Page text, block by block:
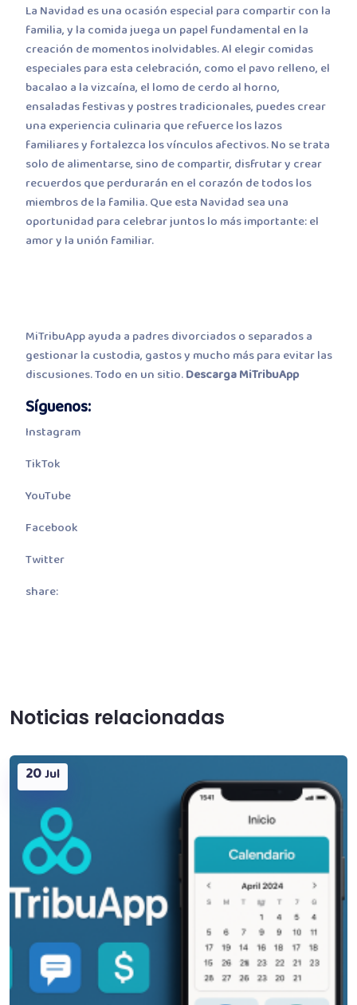
La Navidad es una ocasión especial para compartir con la
familia, y la comida juega un papel fundamental en la
creación de momentos inolvidables. Al elegir comidas
especiales para esta celebración, como el pavo relleno, el
bacalao a la vizcaína, el lomo de cerdo al horno,
ensaladas festivas y postres tradicionales, puedes crear
una experiencia culinaria que refuerce los lazos
familiares y fortalezca los vínculos afectivos. No se trata
solo de alimentarse, sino de compartir, disfrutar y crear
recuerdos que perdurarán en el corazón de todos los
miembros de la familia. Que esta Navidad sea una
oportunidad para celebrar juntos lo más importante: el
amor y la unión familiar.
MiTribuApp ayuda a padres divorciados o separados a
gestionar la custodia, gastos y mucho más para evitar las
discusiones. Todo en un sitio.Descarga MiTribuApp
Síguenos:
Instagram
TikTok
YouTube
Facebook
Twitter
share:
Noticias relacionadas
20Jul